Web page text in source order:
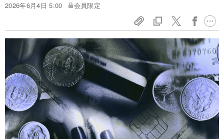
2026年6月4日 5:00
会員限定